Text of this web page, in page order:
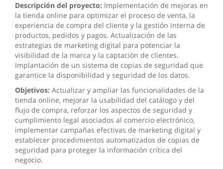
Descripción del proyecto: Implementación de mejoras en
la tienda online para optimizar el proceso de venta, la
experiencia de compra del cliente y la gestión interna de
productos, pedidos y pagos. Actualización de las
estrategias de marketing digital para potenciar la
visibilidad de la marca y la captación de clientes.
Implantación de un sistema de copias de seguridad que
garantice la disponibilidad y seguridad de los datos.
Objetivos: Actualizar y ampliar las funcionalidades de la
tienda online, mejorar la usabilidad del catálogo y del
flujo de compra, reforzar los aspectos de seguridad y
cumplimiento legal asociados al comercio electrónico,
implementar campañas efectivas de marketing digital y
establecer procedimientos automatizados de copias de
seguridad para proteger la información crítica del
negocio.